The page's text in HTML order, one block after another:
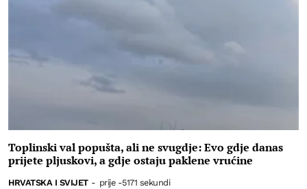
Toplinski val popušta, ali ne svugdje: Evo gdje danas
prijete pljuskovi, a gdje ostaju paklene vrućine
HRVATSKA I SVIJET - prije -5171 sekundi